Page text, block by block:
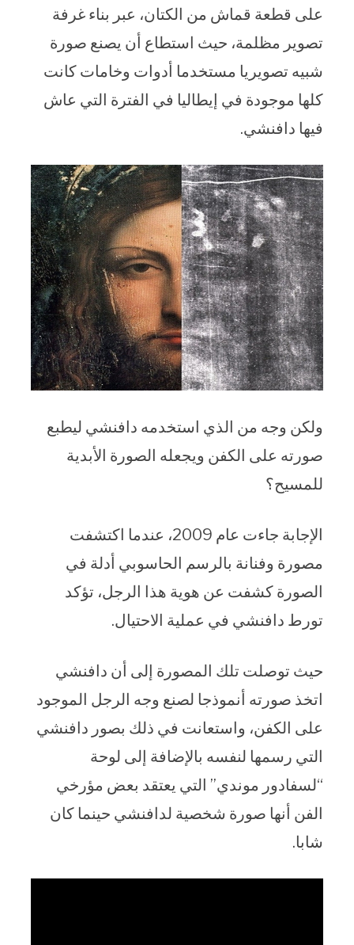
على قطعة قماش من الكتان، عبر بناء غرفة
تصوير مظلمة، حيث استطاع أن يصنع صورة
شبيه تصويريا مستخدما أدوات وخامات كانت
كلها موجودة في إيطاليا في الفترة التي عاش
فيها دافنشي.
ولكن وجه من الذي استخدمه دافنشي ليطبع
صورته على الكفن ويجعله الصورة الأبدية
للمسيح؟
الإجابة جاءت عام 2009، عندما اكتشفت
مصورة وفنانة بالرسم الحاسوبي أدلة في
الصورة كشفت عن هوية هذا الرجل، تؤكد
تورط دافنشي في عملية الاحتيال.
حيث توصلت تلك المصورة إلى أن دافنشي
اتخذ صورته أنموذجا لصنع وجه الرجل الموجود
على الكفن، واستعانت في ذلك بصور دافنشي
التي رسمها لنفسه بالإضافة إلى لوحة
“لسفادور موندي” التي يعتقد بعض مؤرخي
الفن أنها صورة شخصية لدافنشي حينما كان
شابا.